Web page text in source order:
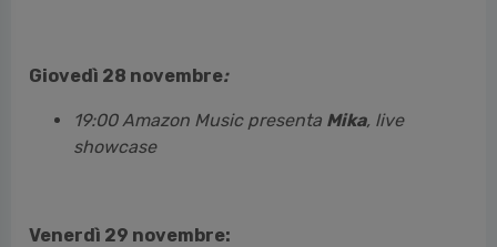
Giovedì 28 novembre:
19:00 Amazon Music presenta Mika, live
showcase
Venerdì 29 novembre: